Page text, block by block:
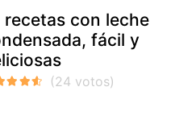
recetas con leche
fácil y